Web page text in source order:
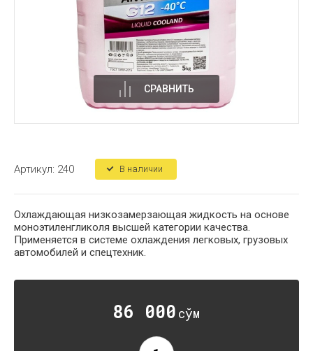
СРАВНИТЬ
Артикул: 240 В наличии
Охлаждающая низкозамерзающая жидкость на основе
моноэтиленгликоля высшей категории качества.
Применяется в системе охлаждения легковых, грузовых
автомобилей и спецтехник.
86 000 сўм